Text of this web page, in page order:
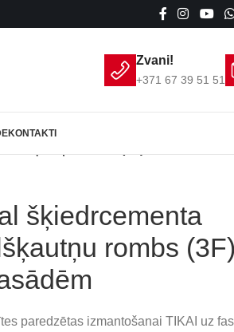
Zvani!
+371 67 39 51 51
KONTAKTI
šķiedrcementa
rombs
paredzētas izmantošanai TIKAI uz